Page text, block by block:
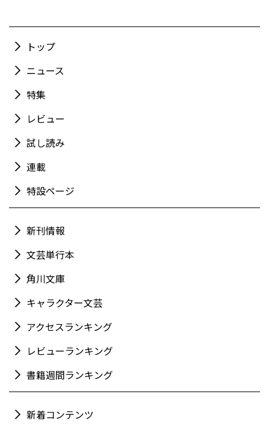
トップ
ニュース
特集
レビュー
試し読み
連載
特設ページ
新刊情報
文芸単行本
角川文庫
キャラクター文芸
アクセスランキング
レビューランキング
書籍週間ランキング
新着コンテンツ